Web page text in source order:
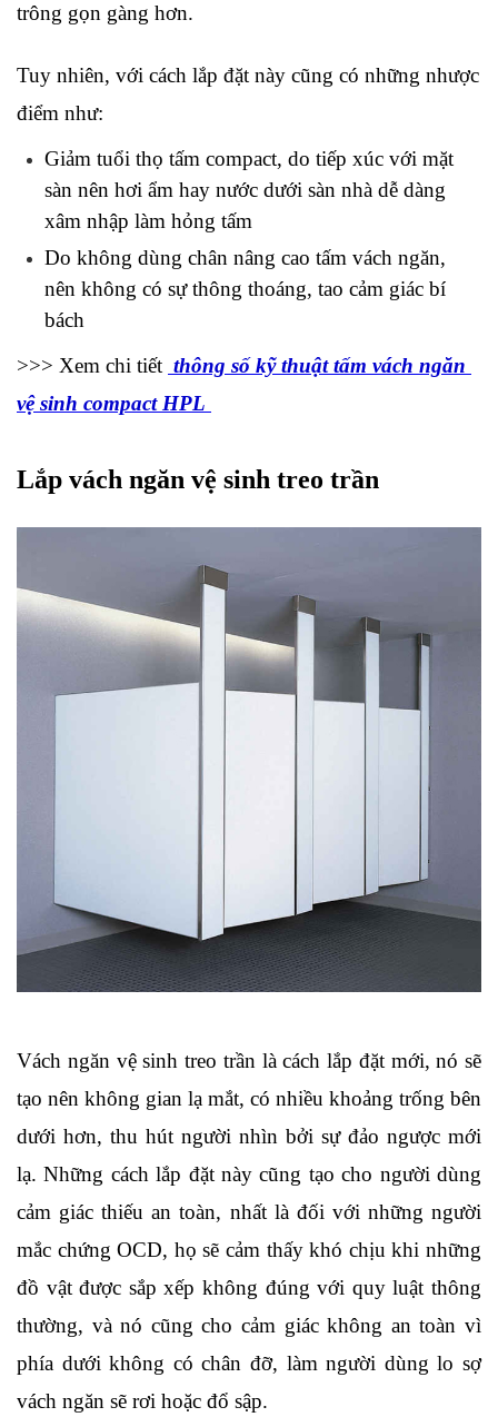
trông gọn gàng hơn.
Tuy nhiên, với cách lắp đặt này cũng có những nhược
điểm như:
Giảm tuổi thọ tấm compact, do tiếp xúc với mặt
sàn nên hơi ẩm hay nước dưới sàn nhà dễ dàng
xâm nhập làm hỏng tấm
Do không dùng chân nâng cao tấm vách ngăn,
nên không có sự thông thoáng, tao cảm giác bí
bách
>>> Xem chi tiết thông số kỹ thuật tấm vách ngăn
vệ sinh compact HPL
Lắp vách ngăn vệ sinh treo trần
Vách ngăn vệ sinh treo trần là cách lắp đặt mới, nó sẽ
tạo nên không gian lạ mắt, có nhiều khoảng trống bên
dưới hơn, thu hút người nhìn bởi sự đảo ngược mới
lạ. Những cách lắp đặt này cũng tạo cho người dùng
cảm giác thiếu an toàn, nhất là đối với những người
mắc chứng OCD, họ sẽ cảm thấy khó chịu khi những
đồ vật được sắp xếp không đúng với quy luật thông
thường, và nó cũng cho cảm giác không an toàn vì
phía dưới không có chân đỡ, làm người dùng lo sợ
vách ngăn sẽ rơi hoặc đổ sập.